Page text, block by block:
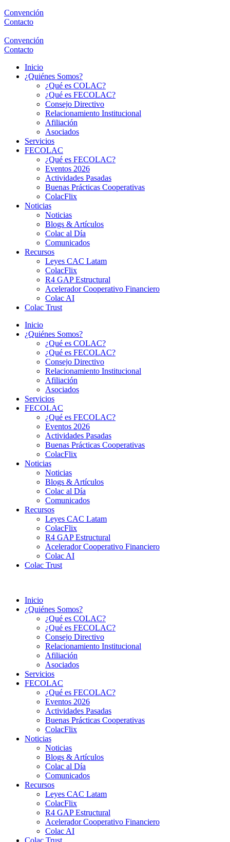
Convención
Contacto
Convención
Contacto
Inicio
¿Quiénes Somos?
¿Qué es COLAC?
¿Qué es FECOLAC?
Consejo Directivo
Relacionamiento Institucional
Afiliación
Asociados
Servicios
FECOLAC
¿Qué es FECOLAC?
Eventos 2026
Actividades Pasadas
Buenas Prácticas Cooperativas
ColacFlix
Noticias
Noticias
Blogs & Artículos
Colac al Día
Comunicados
Recursos
Leyes CAC Latam
ColacFlix
R4 GAP Estructural
Acelerador Cooperativo Financiero
Colac AI
Colac Trust
Inicio
¿Quiénes Somos?
¿Qué es COLAC?
¿Qué es FECOLAC?
Consejo Directivo
Relacionamiento Institucional
Afiliación
Asociados
Servicios
FECOLAC
¿Qué es FECOLAC?
Eventos 2026
Actividades Pasadas
Buenas Prácticas Cooperativas
ColacFlix
Noticias
Noticias
Blogs & Artículos
Colac al Día
Comunicados
Recursos
Leyes CAC Latam
ColacFlix
R4 GAP Estructural
Acelerador Cooperativo Financiero
Colac AI
Colac Trust
Inicio
¿Quiénes Somos?
¿Qué es COLAC?
¿Qué es FECOLAC?
Consejo Directivo
Relacionamiento Institucional
Afiliación
Asociados
Servicios
FECOLAC
¿Qué es FECOLAC?
Eventos 2026
Actividades Pasadas
Buenas Prácticas Cooperativas
ColacFlix
Noticias
Noticias
Blogs & Artículos
Colac al Día
Comunicados
Recursos
Leyes CAC Latam
ColacFlix
R4 GAP Estructural
Acelerador Cooperativo Financiero
Colac AI
Colac Trust